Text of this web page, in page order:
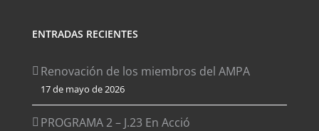
ENTRADAS RECIENTES
Renovación de los miembros del AMPA
17 de mayo de 2026
PROGRAMA 2 – J.23 En Acció